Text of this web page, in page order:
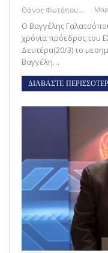
Θάνος Φωτόπουλος
Ο Βαγγέλης
χρόνια πρόεδρος του
Δευτέρα(20/3) το
Βαγγέλη…
ΔΙΑΒΑΣΤΕ